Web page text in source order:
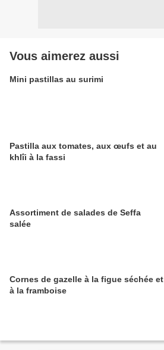
Vous aimerez aussi
Mini pastillas au surimi
Pastilla aux tomates, aux œufs et au
khlîi à la fassi
Assortiment de salades de Seffa
salée
Cornes de gazelle à la figue séchée et
à la framboise